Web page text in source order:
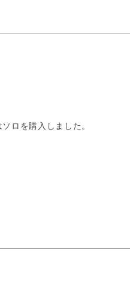
ロを購入しました。